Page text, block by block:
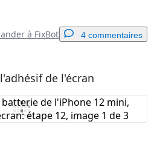
à FixBot 4 commentaires
un commentairede l'écran